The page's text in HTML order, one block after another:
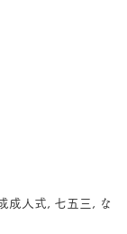
成人式, 七五三, な